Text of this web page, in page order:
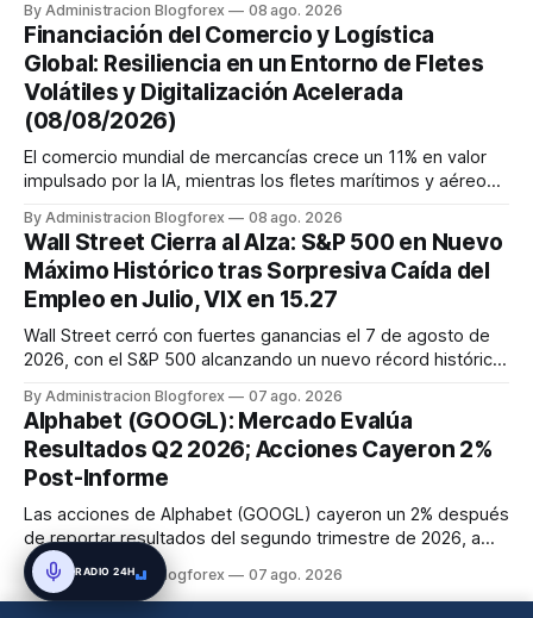
renta fija vio una caída en los rendimientos del Tesoro de
EE. UU. tras un informe de empleo más débil. El petróleo se
mantuvo al ...
By Administracion Blogforex 08 ago. 2026
Financiación del Comercio y Logística
Global: Resiliencia en un Entorno de Fletes
Volátiles y Digitalización Acelerada
(08/08/2026)
El comercio mundial de mercancías crece un 11% en valor
impulsado por la IA, mientras los fletes marítimos y aéreos
disrupciones geopolíticas y congestión. La financiación del
comercio, que depende en un 90% del crédito, se digitaliza
y el mercado...
By Administracion Blogforex 08 ago. 2026
Wall Street Cierra al Alza: S&P 500 en Nuevo
Máximo Histórico tras Sorpresiva Caída del
Empleo en Julio, VIX en 15.27
Wall Street cerró con fuertes ganancias el 7 de agosto de
2026, con el S&P 500 alcanzando un nuevo récord histórico
54,036.93 y el Nasdaq Composite escaló 1.3% a 26,690.62.
El impulso provino de un informe de empleo de julio
inesperadamente ...
By Administracion Blogforex 07 ago. 2026
Alphabet (GOOGL): Mercado Evalúa
Resultados Q2 2026; Acciones Cayeron 2%
Post-Informe
Las acciones de Alphabet (GOOGL) cayeron un 2% después
de reportar resultados del segundo trimestre de 2026, a
pesar de superar las expectativas en ingresos de la nube y
usuarios de Gemini, en un mercado que evalúa el impacto
By Administracion Blogforex 07 ago. 2026
RADIO 24H